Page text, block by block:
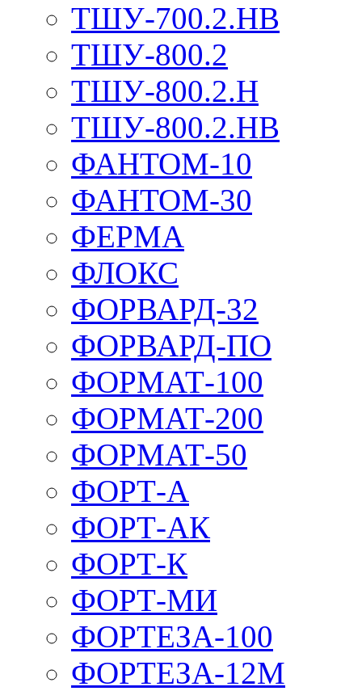
ТШУ-700.2.НВ
ТШУ-800.2
ТШУ-800.2.Н
ТШУ-800.2.НВ
ФАНТОМ-10
ФАНТОМ-30
ФЕРМА
ФЛОКС
ФОРВАРД-32
ФОРВАРД-ПО
ФОРМАТ-100
ФОРМАТ-200
ФОРМАТ-50
ФОРТ-А
ФОРТ-АК
ФОРТ-К
ФОРТ-МИ
ФОРТЕЗА-100
ФОРТЕЗА-12М